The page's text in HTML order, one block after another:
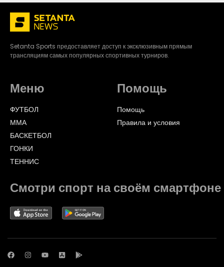
Setanta Sports предоставляет доступ к эксклюзивным прямым
трансляциям самых популярных спортивных турниров.
Меню
ФУТБОЛ
ММА
БАСКЕТБОЛ
ГОНКИ
ТЕННИС
Помощь
Помощь
Правила и условия
Смотри спорт на своём смартфоне